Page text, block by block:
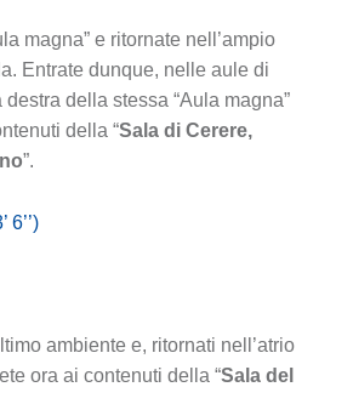
magna” e ritornate nell’ampio
Entrate dunque, nelle aule di
della stessa “Aula magna”
della “Sala di Cerere,
”.
6’’)
ambiente e, ritornati nell’atrio
ora ai contenuti della “Sala del